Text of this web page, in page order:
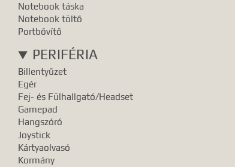
Notebook táska
Notebook töltő
Portbővítő
PERIFÉRIA
Billentyűzet
Egér
Fej- és Fülhallgató/Headset
Gamepad
Hangszóró
Joystick
Kártyaolvasó
Kormány